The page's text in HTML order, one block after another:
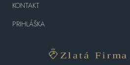
KONTAKT
PRIHLÁŠKA